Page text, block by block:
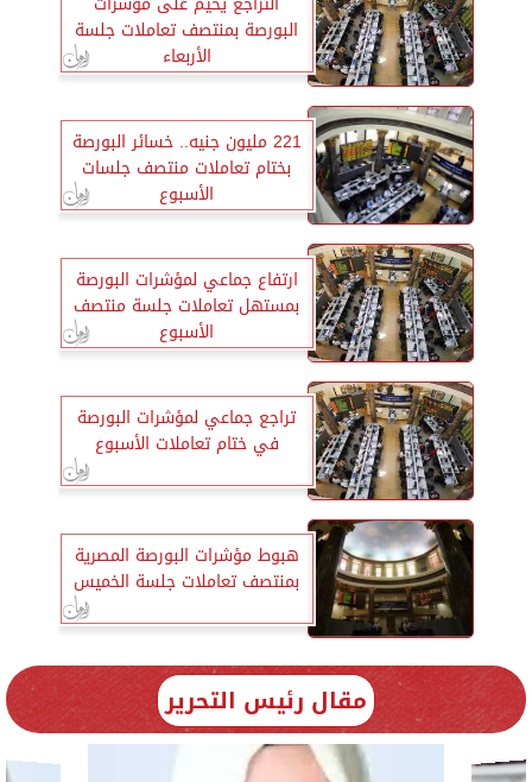
البورصة بمنتصف تعاملات جلسة
الأربعاء
221 مليون جنيه.. خسائر البورصة
بختام تعاملات منتصف جلسات
الأسبوع
ارتفاع جماعي لمؤشرات البورصة
بمستهل تعاملات جلسة منتصف
الأسبوع
تراجع جماعي لمؤشرات البورصة
في ختام تعاملات الأسبوع
هبوط مؤشرات البورصة المصرية
بمنتصف تعاملات جلسة الخميس
مقال رئيس التحرير